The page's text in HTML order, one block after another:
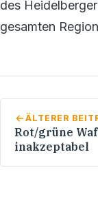
des
gesamten
ÄLTERER
Rot/grüne
inakzeptabel